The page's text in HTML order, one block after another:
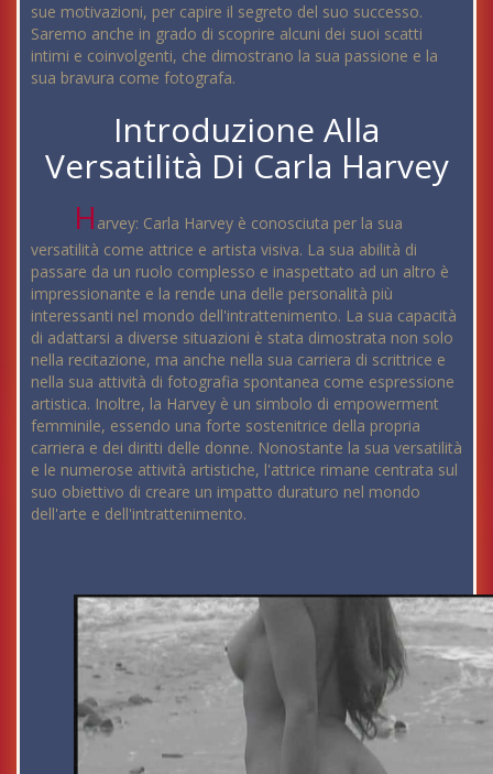
sue motivazioni, per capire il segreto del suo successo.
Saremo anche in grado di scoprire alcuni dei suoi scatti
intimi e coinvolgenti, che dimostrano la sua passione e la
sua bravura come fotografa.
Introduzione Alla
Versatilità Di Carla Harvey
H arvey: Carla Harvey è conosciuta per la sua
versatilità come attrice e artista visiva. La sua abilità di
passare da un ruolo complesso e inaspettato ad un altro è
impressionante e la rende una delle personalità più
interessanti nel mondo dell'intrattenimento. La sua capacità
di adattarsi a diverse situazioni è stata dimostrata non solo
nella recitazione, ma anche nella sua carriera di scrittrice e
nella sua attività di fotografia spontanea come espressione
artistica. Inoltre, la Harvey è un simbolo di empowerment
femminile, essendo una forte sostenitrice della propria
carriera e dei diritti delle donne. Nonostante la sua versatilità
e le numerose attività artistiche, l'attrice rimane centrata sul
suo obiettivo di creare un impatto duraturo nel mondo
dell'arte e dell'intrattenimento.